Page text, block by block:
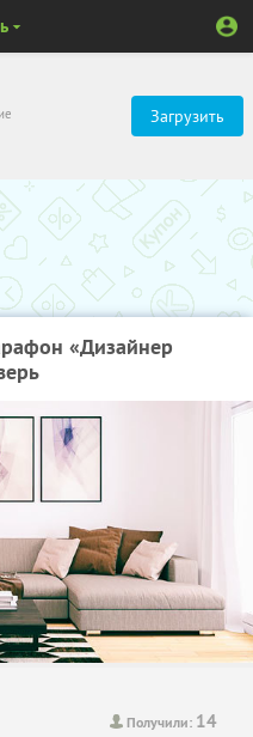
Загрузить
«Дизайнер
Получили: 14